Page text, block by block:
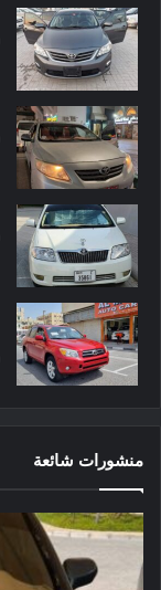
منشورات شائعة